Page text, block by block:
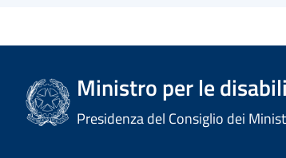
Ministro per le
Presidenza del Consiglio dei